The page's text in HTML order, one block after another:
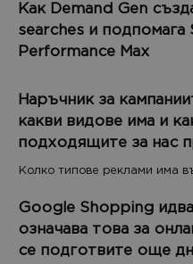
Как Demand Gen
searches и подпомага
Performance Max
Наръчник за
какви видове има и
подходящите за нас
Колко типове реклами има
Google Shopping
означава това за
се подготвите още